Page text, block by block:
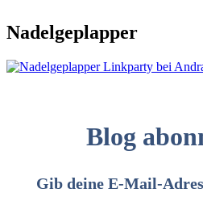
Nadelgeplapper
Blog
Gib deine E-Mail-